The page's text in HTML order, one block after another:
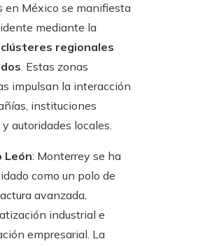
en México se manifiesta
mediante la
clústeres regionales
. Estas zonas
impulsan la interacción
instituciones
autoridades locales.
León: Monterrey se ha
como un polo de
avanzada,
industrial e
empresarial. La